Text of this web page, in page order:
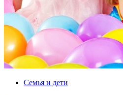
Семья и дети